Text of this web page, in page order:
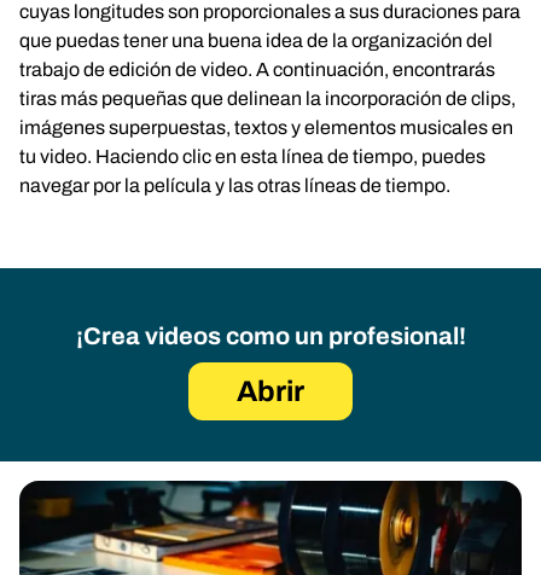
cuyas longitudes son proporcionales a sus duraciones para
que puedas tener una buena idea de la organización del
trabajo de edición de video. A continuación, encontrarás
tiras más pequeñas que delinean la incorporación de clips,
imágenes superpuestas, textos y elementos musicales en
tu video. Haciendo clic en esta línea de tiempo, puedes
navegar por la película y las otras líneas de tiempo.
¡Crea videos como un profesional!
Abrir